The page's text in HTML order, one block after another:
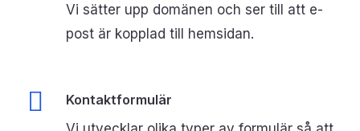
Vi sätter upp domänen och ser till att e-
post är kopplad till hemsidan.
Kontaktformulär